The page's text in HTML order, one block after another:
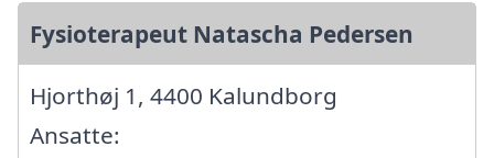
Fysioterapeut Natascha Pedersen
Hjorthøj 1, 4400 Kalundborg
Ansatte: